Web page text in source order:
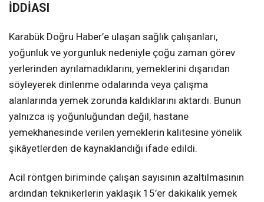
İDDİASI
Karabük Doğru Haber’e ulaşan sağlık çalışanları,
yoğunluk ve yorgunluk nedeniyle çoğu zaman görev
yerlerinden ayrılamadıklarını, yemeklerini dışarıdan
söyleyerek dinlenme odalarında veya çalışma
alanlarında yemek zorunda kaldıklarını aktardı. Bunun
yalnızca iş yoğunluğundan değil, hastane
yemekhanesinde verilen yemeklerin kalitesine yönelik
şikâyetlerden de kaynaklandığı ifade edildi.
Acil röntgen biriminde çalışan sayısının azaltılmasının
ardından teknikerlerin yaklaşık 15’er dakikalık yemek